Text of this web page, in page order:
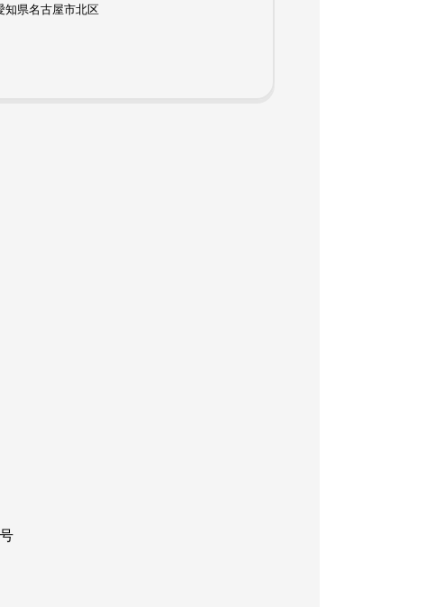
知県名古屋市北区